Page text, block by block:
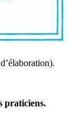
praticiens.